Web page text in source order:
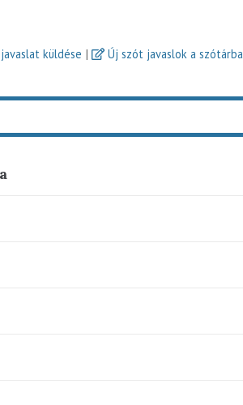
küldése | Új szót javaslok a szótárba